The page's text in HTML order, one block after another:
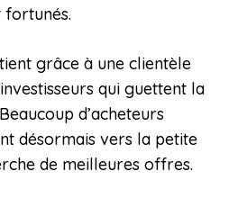
fortunés.
grâce à une clientèle
qui guettent la
d’acheteurs
désormais vers la petite
de meilleures offres.